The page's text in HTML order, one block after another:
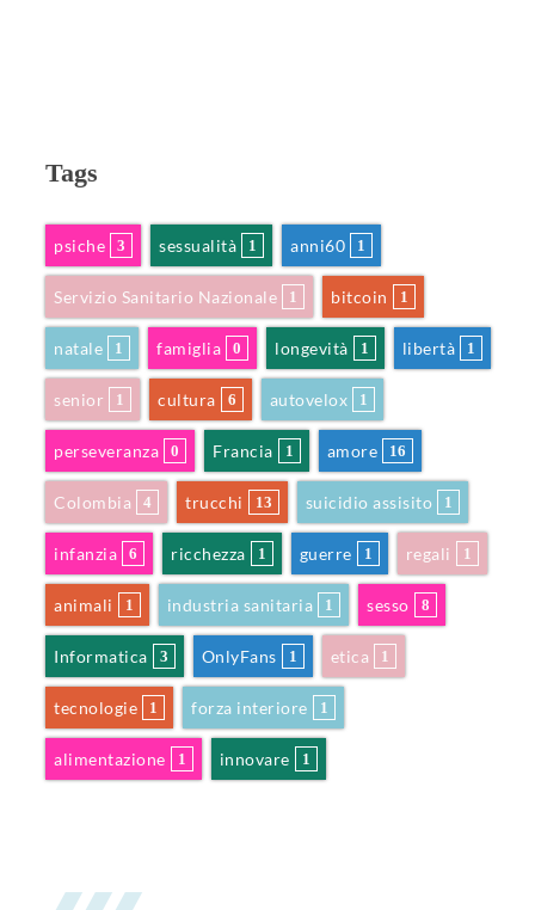
Tags
psiche 3 sessualità 1 anni60 1
Servizio Sanitario Nazionale 1 bitcoin 1
natale 1 famiglia 0 longevità 1 libertà 1
senior 1 cultura 6 autovelox 1
perseveranza 0 Francia 1 amore 16
Colombia 4 trucchi 13 suicidio assisito 1
infanzia 6 ricchezza 1 guerre 1 regali 1
animali 1 industria sanitaria 1 sesso 8
Informatica 3 OnlyFans 1 etica 1
tecnologie 1 forza interiore 1
alimentazione 1 innovare 1